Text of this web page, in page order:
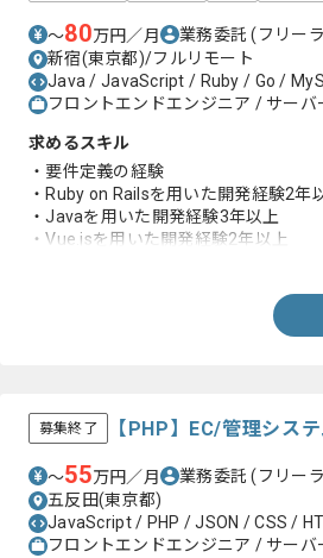
〜80万円／月 業務委託(フリー
新宿(東京都)/フルリモート
Java / JavaScript / Ruby / Go /
フロントエンドエンジニア / サー
求めるスキル
・要件定義の経験
・Ruby on Railsを用いた開発経験2年
・Javaを用いた開発経験3年以上
・Vue.jsを用いた開発経験2年以上
募集終了 【PHP】EC/管理シス
〜55万円／月 業務委託(フリー
五反田(東京都)
JavaScript / PHP / JSON / CSS /
フロントエンドエンジニア / サー